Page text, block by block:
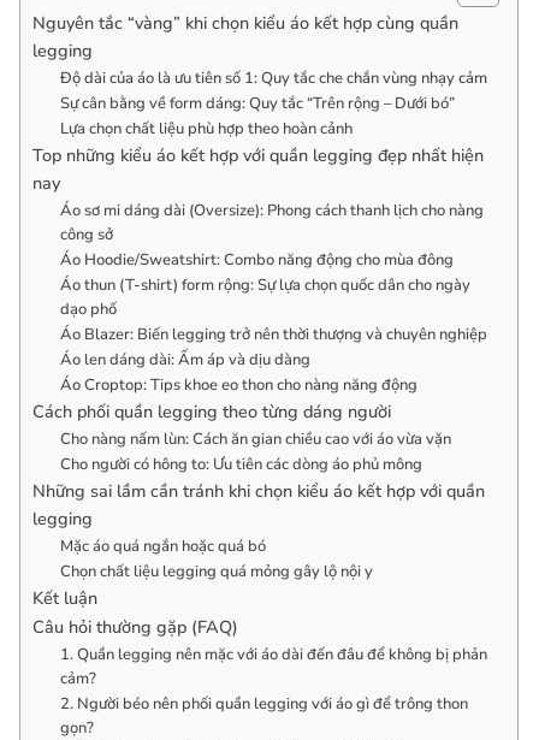
Nguyên tắc “vàng” khi chọn kiểu áo kết hợp cùng quần
legging
Độ dài của áo là ưu tiên số 1: Quy tắc che chắn vùng nhạy cảm
Sự cân bằng về form dáng: Quy tắc “Trên rộng – Dưới bó”
Lựa chọn chất liệu phù hợp theo hoàn cảnh
Top những kiểu áo kết hợp với quần legging đẹp nhất hiện
nay
Áo sơ mi dáng dài (Oversize): Phong cách thanh lịch cho nàng
công sở
Áo Hoodie/Sweatshirt: Combo năng động cho mùa đông
Áo thun (T-shirt) form rộng: Sự lựa chọn quốc dân cho ngày
dạo phố
Áo Blazer: Biến legging trở nên thời thượng và chuyên nghiệp
Áo len dáng dài: Ấm áp và dịu dàng
Áo Croptop: Tips khoe eo thon cho nàng năng động
Cách phối quần legging theo từng dáng người
Cho nàng nấm lùn: Cách ăn gian chiều cao với áo vừa vặn
Cho người có hông to: Ưu tiên các dòng áo phủ mông
Những sai lầm cần tránh khi chọn kiểu áo kết hợp với quần
legging
Mặc áo quá ngắn hoặc quá bó
Chọn chất liệu legging quá mỏng gây lộ nội y
Kết luận
Câu hỏi thường gặp (FAQ)
1. Quần legging nên mặc với áo dài đến đâu để không bị phản
cảm?
2. Người béo nên phối quần legging với áo gì để trông thon
gọn?